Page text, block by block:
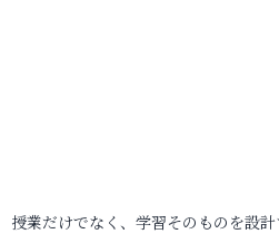
授業だけでなく、学習そのものを設